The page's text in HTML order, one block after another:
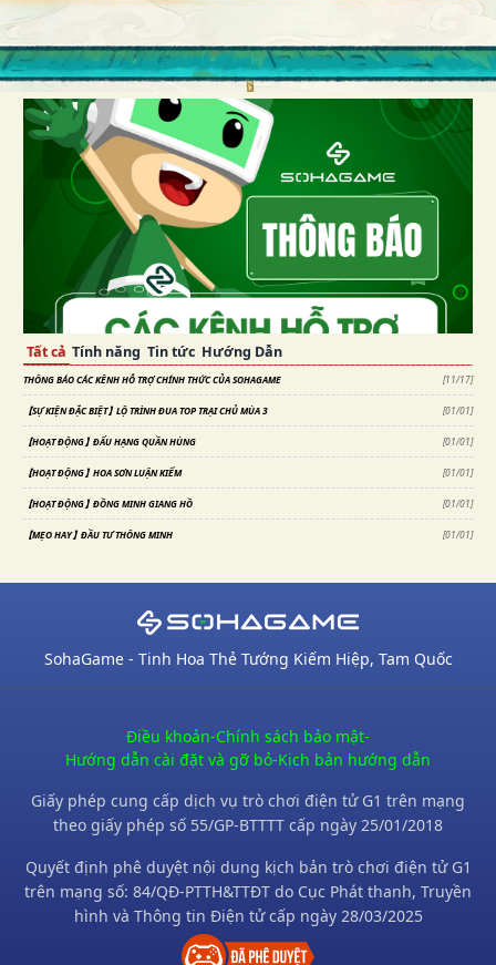
Tất cả Tính năng Tin tức Hướng Dẫn
THÔNG BÁO CÁC KÊNH HỖ TRỢ CHÍNH THỨC CỦA SOHAGAME [11/17]
【SỰ KIỆN ĐẶC BIỆT】LỘ TRÌNH ĐUA TOP TRẠI CHỦ MÙA 3 [01/01]
【HOẠT ĐỘNG】ĐẤU HẠNG QUẦN HÙNG [01/01]
【HOẠT ĐỘNG】HOA SƠN LUẬN KIẾM [01/01]
【HOẠT ĐỘNG】ĐỒNG MINH GIANG HỒ [01/01]
【MẸO HAY】ĐẦU TƯ THÔNG MINH [01/01]
SohaGame - Tinh Hoa Thẻ Tướng Kiếm Hiệp, Tam Quốc
Điều khoản-Chính sách bảo mật-
Hướng dẫn cài đặt và gỡ bỏ-Kịch bản hướng dẫn
Giấy phép cung cấp dịch vụ trò chơi điện tử G1 trên mạng
theo giấy phép số 55/GP-BTTTT cấp ngày 25/01/2018
Quyết định phê duyệt nội dung kịch bản trò chơi điện tử G1
trên mạng số: 84/QĐ-PTTH&TTĐT do Cục Phát thanh, Truyền
hình và Thông tin Điện tử cấp ngày 28/03/2025